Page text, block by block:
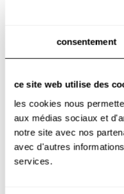
consentement
ce site web utilise des
les cookies nous
aux médias sociaux et
notre site avec nos
avec d'autres
services.
voir le shop